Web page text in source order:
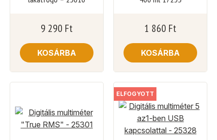
9 290 Ft
KOSÁRBA
1 860 Ft
KOSÁRBA
ELFOGYOTT